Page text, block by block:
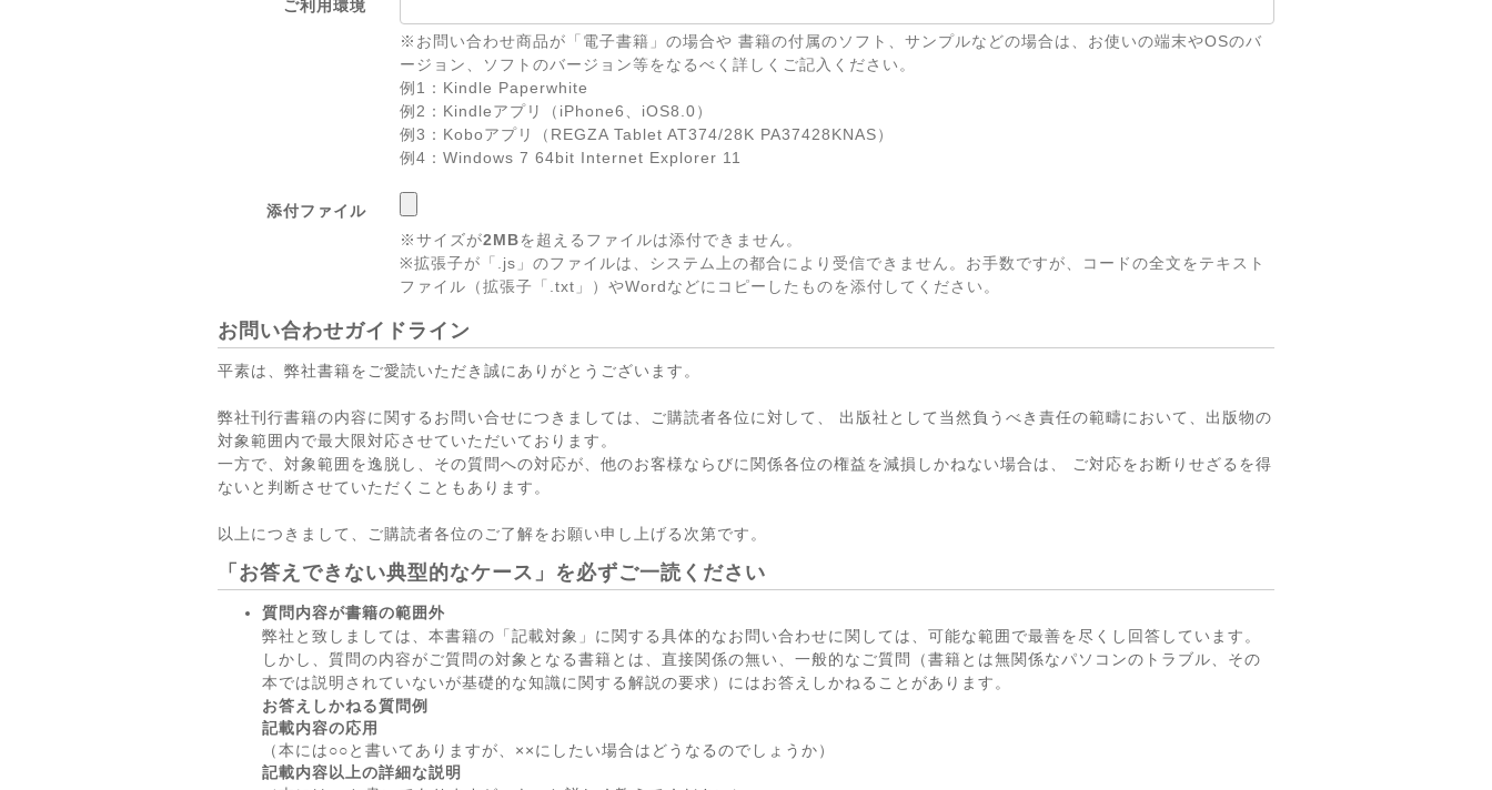
ご利用環境
※お問い合わせ商品が「電子書籍」の場合や 書籍の付属のソフト、サンプルなどの場合は、お使いの端末やOSのバ
ージョン、ソフトのバージョン等をなるべく詳しくご記入ください。
例1：Kindle Paperwhite
例2：Kindleアプリ（iPhone6、iOS8.0）
例3：Koboアプリ（REGZA Tablet AT374/28K PA37428KNAS）
例4：Windows 7 64bit Internet Explorer 11
添付ファイル
※サイズが2MBを超えるファイルは添付できません。
※拡張子が「.js」のファイルは、システム上の都合により受信できません。お手数ですが、コードの全文をテキスト
ファイル（拡張子「.txt」）やWordなどにコピーしたものを添付してください。
お問い合わせガイドライン
平素は、弊社書籍をご愛読いただき誠にありがとうございます。
弊社刊行書籍の内容に関するお問い合せにつきましては、ご購読者各位に対して、 出版社として当然負うべき責任の範疇において、出版物の
対象範囲内で最大限対応させていただいております。
一方で、対象範囲を逸脱し、その質問への対応が、他のお客様ならびに関係各位の権益を減損しかねない場合は、 ご対応をお断りせざるを得
ないと判断させていただくこともあります。
以上につきまして、ご購読者各位のご了解をお願い申し上げる次第です。
「お答えできない典型的なケース」を必ずご一読ください
質問内容が書籍の範囲外
弊社と致しましては、本書籍の「記載対象」に関する具体的なお問い合わせに関しては、可能な範囲で最善を尽くし回答しています。
しかし、質問の内容がご質問の対象となる書籍とは、直接関係の無い、一般的なご質問（書籍とは無関係なパソコンのトラブル、その
本では説明されていないが基礎的な知識に関する解説の要求）にはお答えしかねることがあります。
お答えしかねる質問例
記載内容の応用
（本には○○と書いてありますが、××にしたい場合はどうなるのでしょうか）
記載内容以上の詳細な説明